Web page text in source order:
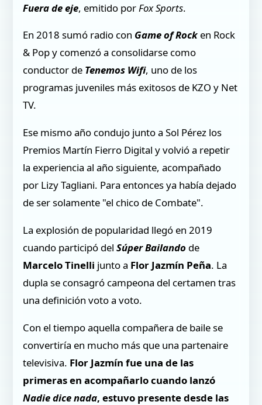
Fuera de eje, emitido porFox Sports.
En 2018 sumó radio con Game of Rock en Rock
& Pop y comenzó a consolidarse como
conductor de Tenemos Wifi, uno de los
programas juveniles más exitosos de KZO y Net
TV.
Ese mismo año condujo junto a Sol Pérez los
Premios Martín Fierro Digital y volvió a repetir
la experiencia al año siguiente, acompañado
por Lizy Tagliani. Para entonces ya había dejado
de ser solamente "el chico de Combate".
La explosión de popularidad llegó en 2019
cuando participó delSúper Bailando de
Marcelo Tinelli junto a Flor Jazmín Peña. La
dupla se consagró campeona del certamen tras
una definición voto a voto.
Con el tiempo aquella compañera de baile se
convertiría en mucho más que una partenaire
televisiva. Flor Jazmín fue una de las
primeras en acompañarlo cuando lanzó
Nadie dice nada, estuvo presente desde las